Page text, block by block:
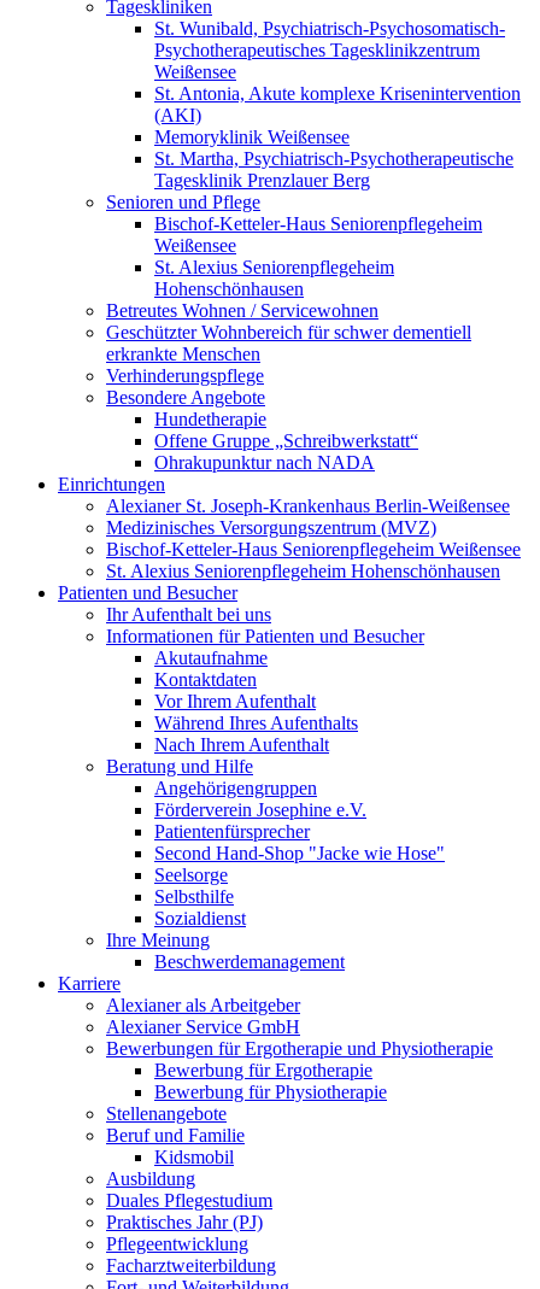
Tageskliniken
St. Wunibald, Psychiatrisch-Psychosomatisch-
Psychotherapeutisches Tagesklinikzentrum
Weißensee
St. Antonia, Akute komplexe Krisenintervention
(AKI)
Memoryklinik Weißensee
St. Martha, Psychiatrisch-Psychotherapeutische
Tagesklinik Prenzlauer Berg
Senioren und Pflege
Bischof-Ketteler-Haus Seniorenpflegeheim
Weißensee
St. Alexius Seniorenpflegeheim
Hohenschönhausen
Betreutes Wohnen / Servicewohnen
Geschützter Wohnbereich für schwer dementiell
erkrankte Menschen
Verhinderungspflege
Besondere Angebote
Hundetherapie
Offene Gruppe „Schreibwerkstatt“
Ohrakupunktur nach NADA
Einrichtungen
Alexianer St. Joseph-Krankenhaus Berlin-Weißensee
Medizinisches Versorgungszentrum (MVZ)
Bischof-Ketteler-Haus Seniorenpflegeheim Weißensee
St. Alexius Seniorenpflegeheim Hohenschönhausen
Patienten und Besucher
Ihr Aufenthalt bei uns
Informationen für Patienten und Besucher
Akutaufnahme
Kontaktdaten
Vor Ihrem Aufenthalt
Während Ihres Aufenthalts
Nach Ihrem Aufenthalt
Beratung und Hilfe
Angehörigengruppen
Förderverein Josephine e.V.
Patientenfürsprecher
Second Hand-Shop "Jacke wie Hose"
Seelsorge
Selbsthilfe
Sozialdienst
Ihre Meinung
Beschwerdemanagement
Karriere
Alexianer als Arbeitgeber
Alexianer Service GmbH
Bewerbungen für Ergotherapie und Physiotherapie
Bewerbung für Ergotherapie
Bewerbung für Physiotherapie
Stellenangebote
Beruf und Familie
Kidsmobil
Ausbildung
Duales Pflegestudium
Praktisches Jahr (PJ)
Pflegeentwicklung
Facharztweiterbildung